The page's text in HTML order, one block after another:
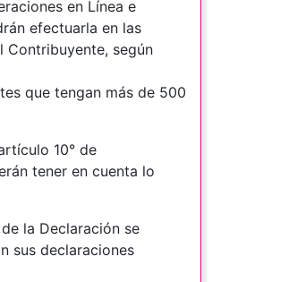
en Línea e
efectuarla en las
Contribuyente, según
que tengan más de 500
10° de
tener en cuenta lo
la Declaración se
sus declaraciones